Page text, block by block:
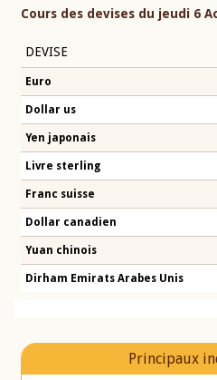
Cours des devises du jeudi 6
DEVISE
Euro
Dollar us
Yen japonais
Livre sterling
Franc suisse
Dollar canadien
Yuan chinois
Dirham Emirats Arabes Unis
Principaux